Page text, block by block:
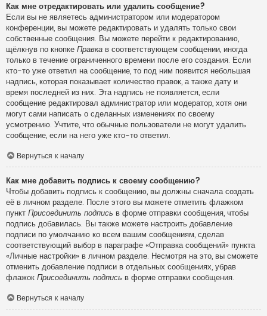
Как мне отредактировать или удалить сообщение?
Если вы не являетесь администратором или модератором
конференции, вы можете редактировать и удалять только свои
собственные сообщения. Вы можете перейти к редактированию,
щёлкнув по кнопке Правка в соответствующем сообщении, иногда
только в течение ограниченного времени после его создания. Если
кто-то уже ответил на сообщение, то под ним появится небольшая
надпись, которая показывает количество правок, а также дату и
время последней из них. Эта надпись не появляется, если
сообщение редактировал администратор или модератор, хотя они
могут сами написать о сделанных изменениях по своему
усмотрению. Учтите, что обычные пользователи не могут удалить
сообщение, если на него уже кто-то ответил.
Вернуться к началу
Как мне добавить подпись к своему сообщению?
Чтобы добавить подпись к сообщению, вы должны сначала создать
её в личном разделе. После этого вы можете отметить флажком
пункт Присоединить подпись в форме отправки сообщения, чтобы
подпись добавилась. Вы также можете настроить добавление
подписи по умолчанию ко всем вашим сообщениям, сделав
соответствующий выбор в параграфе «Отправка сообщений» пункта
«Личные настройки» в личном разделе. Несмотря на это, вы сможете
отменить добавление подписи в отдельных сообщениях, убрав
флажок Присоединить подпись в форме отправки сообщения.
Вернуться к началу